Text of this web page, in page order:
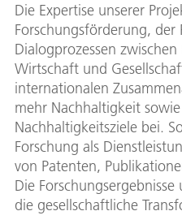
Die Expertise unserer
Forschungsförderung,
Dialogprozessen
Wirtschaft und
internationalen
mehr Nachhaltigkeit
Nachhaltigkeitsziele bei.
Forschung als
von Patenten,
Die
die gesellschaftliche